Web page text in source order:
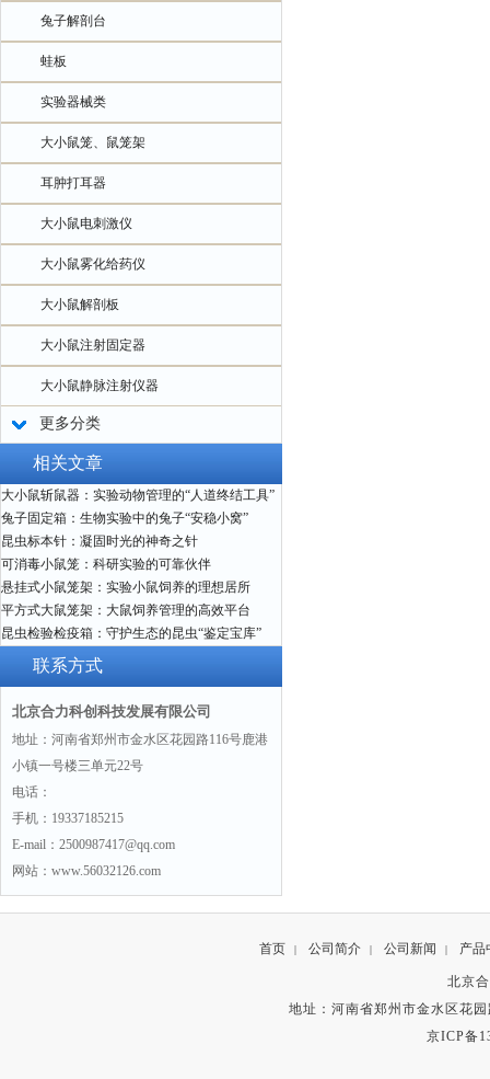
兔子解剖台
蛙板
实验器械类
大小鼠笼、鼠笼架
耳肿打耳器
大小鼠电刺激仪
大小鼠雾化给药仪
大小鼠解剖板
大小鼠注射固定器
大小鼠静脉注射仪器
更多分类
相关文章
大小鼠斩鼠器：实验动物管理的“人道终结工具”
兔子固定箱：生物实验中的兔子“安稳小窝”
昆虫标本针：凝固时光的神奇之针
可消毒小鼠笼：科研实验的可靠伙伴
悬挂式小鼠笼架：实验小鼠饲养的理想居所
平方式大鼠笼架：大鼠饲养管理的高效平台
昆虫检验检疫箱：守护生态的昆虫“鉴定宝库”
联系方式
北京合力科创科技发展有限公司
地址：河南省郑州市金水区花园路116号鹿港
小镇一号楼三单元22号
电话：
手机：19337185215
E-mail：2500987417@qq.com
网站：www.56032126.com
首页 | 公司简介 | 公司新闻 | 产品
北京
地址：河南省郑州市金水区花
京ICP备